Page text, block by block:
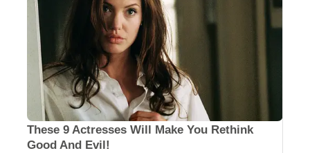
These 9 Actresses Will Make You Rethink
Good And Evil!